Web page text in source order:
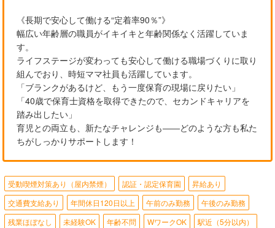
《長期で安心して働ける“定着率90％”》
幅広い年齢層の職員がイキイキと年齢関係なく活躍していま
す。
ライフステージが変わっても安心して働ける職場づくりに取り
組んでおり、時短ママ社員も活躍しています。
「ブランクがあるけど、もう一度保育の現場に戻りたい」
「40歳で保育士資格を取得できたので、セカンドキャリアを
踏み出したい」
育児との両立も、新たなチャレンジも――どのような方も私た
ちがしっかりサポートします！
受動喫煙対策あり（屋内禁煙） 認証・認定保育園
昇給あり
交通費支給あり
年間休日120日以上 午前のみ勤務
午後のみ勤務
残業ほぼなし
未経験OK 年齢不問 WワークOK
駅近（5分以内）